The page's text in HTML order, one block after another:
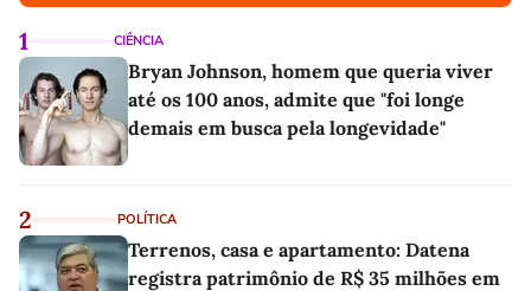
1 CIÊNCIA
Bryan Johnson, homem que queria viver
até os 100 anos, admite que "foi longe
demais em busca pela longevidade"
2 POLÍTICA
Terrenos, casa e apartamento: Datena
registra patrimônio de R$ 35 milhões em